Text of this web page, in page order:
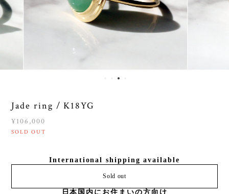
Jade ring / K18YG
¥106,000
SOLD OUT
International shipping available
Sold out
日本国内にお住まいの方向け